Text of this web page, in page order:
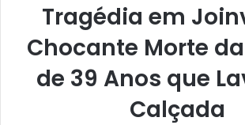
Tragédia em
Chocante Morte
de 39 Anos que
Calçada